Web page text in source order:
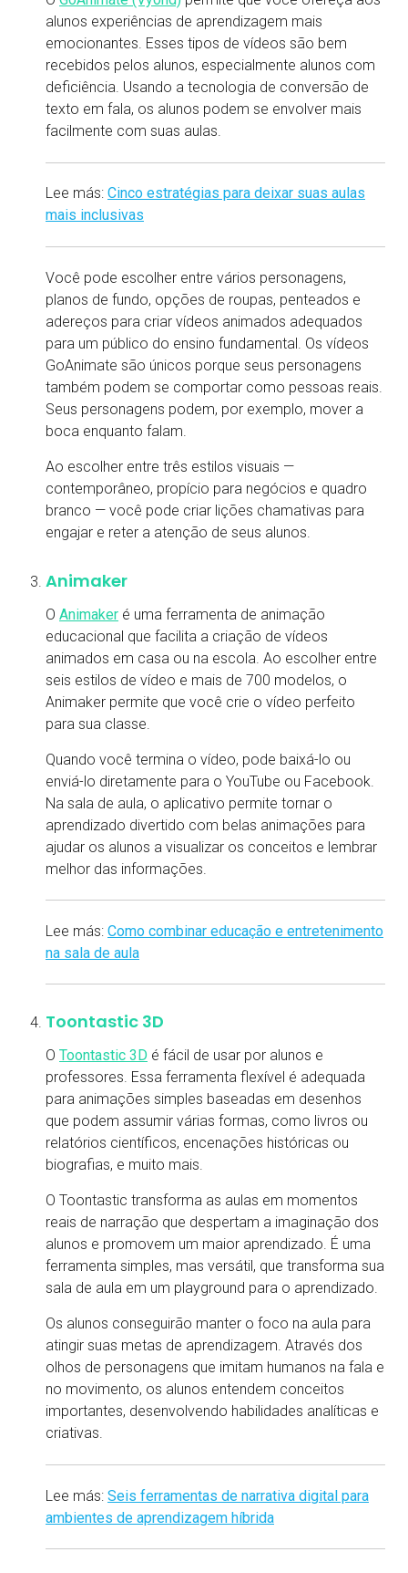
alunos experiências de aprendizagem mais
emocionantes. Esses tipos de vídeos são bem
recebidos pelos alunos, especialmente alunos com
deficiência. Usando a tecnologia de conversão de
texto em fala, os alunos podem se envolver mais
facilmente com suas aulas.
Lee más: Cinco estratégias para deixar suas aulas
mais inclusivas
Você pode escolher entre vários personagens,
planos de fundo, opções de roupas, penteados e
adereços para criar vídeos animados adequados
para um público do ensino fundamental. Os vídeos
GoAnimate são únicos porque seus personagens
também podem se comportar como pessoas reais.
Seus personagens podem, por exemplo, mover a
boca enquanto falam.
Ao escolher entre três estilos visuais —
contemporâneo, propício para negócios e quadro
branco — você pode criar lições chamativas para
engajar e reter a atenção de seus alunos.
Animaker
O Animaker é uma ferramenta de animação
educacional que facilita a criação de vídeos
animados em casa ou na escola. Ao escolher entre
seis estilos de vídeo e mais de 700 modelos, o
Animaker permite que você crie o vídeo perfeito
para sua classe.
Quando você termina o vídeo, pode baixá-lo ou
enviá-lo diretamente para o YouTube ou Facebook.
Na sala de aula, o aplicativo permite tornar o
aprendizado divertido com belas animações para
ajudar os alunos a visualizar os conceitos e lembrar
melhor das informações.
Lee más: Como combinar educação e entretenimento
na sala de aula
Toontastic 3D
O Toontastic 3D é fácil de usar por alunos e
professores. Essa ferramenta flexível é adequada
para animações simples baseadas em desenhos
que podem assumir várias formas, como livros ou
relatórios científicos, encenações históricas ou
biografias, e muito mais.
O Toontastic transforma as aulas em momentos
reais de narração que despertam a imaginação dos
alunos e promovem um maior aprendizado. É uma
ferramenta simples, mas versátil, que transforma sua
sala de aula em um playground para o aprendizado.
Os alunos conseguirão manter o foco na aula para
atingir suas metas de aprendizagem. Através dos
olhos de personagens que imitam humanos na fala e
no movimento, os alunos entendem conceitos
importantes, desenvolvendo habilidades analíticas e
criativas.
Lee más: Seis ferramentas de narrativa digital para
ambientes de aprendizagem híbrida